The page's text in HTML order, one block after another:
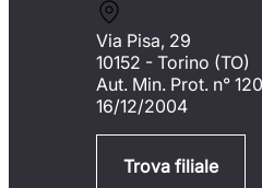
Via Pisa, 29
10152 - Torino (TO)
Aut. Min. Prot. n°
16/12/2004
Trova filiale